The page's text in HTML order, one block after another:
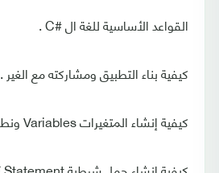
القواعد الأساسية للغة ال #C .
كيفية بناء التطبيق ومشاركته مع الغير .
كيفية إنشاء المتغيرات Variables ونطاقاتها.